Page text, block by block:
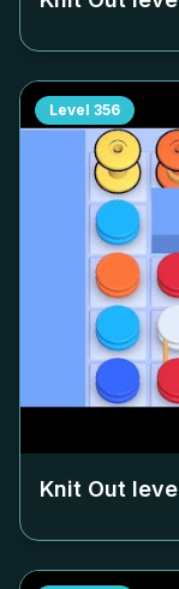
Level 356
Knit Out